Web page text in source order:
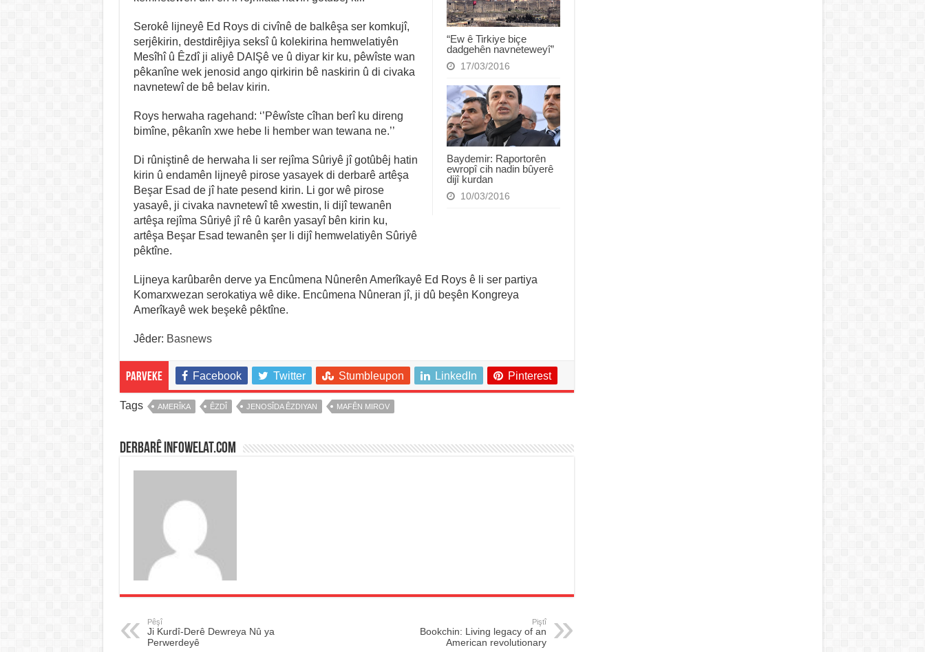
“Ew ê Tirkiye biçe
dadgehên navneteweyî”
17/03/2016
Baydemir: Raportorên
ewropî cih nadin bûyerê
dijî kurdan
10/03/2016
Serokê lijneyê Ed Roys di civînê de balkêşa ser komkujî,
serjêkirin, destdirêjiya seksî û kolekirina hemwelatiyên
Mesîhî û Êzdî ji aliyê DAIŞê ve û diyar kir ku, pêwîste wan
pêkanîne wek jenosid ango qirkirin bê naskirin û di civaka
navnetewî de bê belav kirin.
Roys herwaha ragehand: ‘’Pêwîste cîhan berî ku direng
bimîne, pêkanîn xwe hebe li hember wan tewana ne.’’
Di rûniştinê de herwaha li ser rejîma Sûriyê jî gotûbêj hatin
kirin û endamên lijneyê pirose yasayek di derbarê artêşa
Beşar Esad de jî hate pesend kirin. Li gor wê pirose
yasayê, ji civaka navnetewî tê xwestin, li dijî tewanên
artêşa rejîma Sûriyê jî rê û karên yasayî bên kirin ku,
artêşa Beşar Esad tewanên şer li dijî hemwelatiyên Sûriyê
pêktîne.
Lijneya karûbarên derve ya Encûmena Nûnerên Amerîkayê Ed Roys ê li ser partiya
Komarxwezan serokatiya wê dike. Encûmena Nûneran jî, ji dû beşên Kongreya
Amerîkayê wek beşekê pêktîne.
Jêder: Basnews
Parveke Facebook Twitter Stumbleupon LinkedIn Pinterest
Tags AMERÎKA ÊZDÎ JENOSÎDA ÊZDIYAN MAFÊN MIROV
Derbarê infowelat.com
Pêşî
Ji Kurdî-Derê Dewreya Nû ya
Perwerdeyê
Piştî
Bookchin: Living legacy of an
American revolutionary